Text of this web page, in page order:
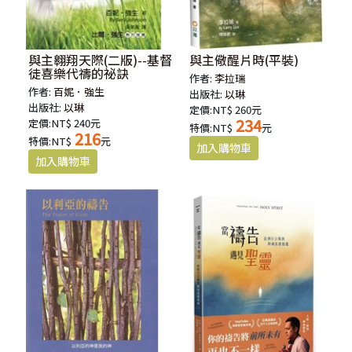
與主翱翔天際(二版)--基督
徒喜樂代禱的祕訣
作者:百妮．強生
出版社:以琳
定價:NT$ 240元
特價:NT$ 216元
與主儆醒片時(平裝)
作者:李拉瑞
出版社:以琳
定價:NT$ 260元
特價:NT$ 234元